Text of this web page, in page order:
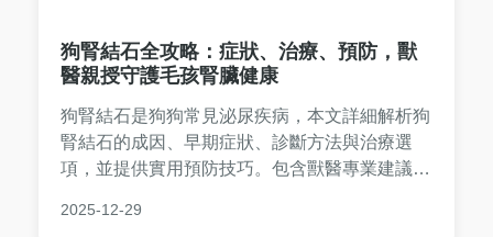
狗腎結石全攻略：症狀、治療、預防，獸
醫親授守護毛孩腎臟健康
狗腎結石是狗狗常見泌尿疾病，本文詳細解析狗
腎結石的成因、早期症狀、診斷方法與治療選
項，並提供實用預防技巧。包含獸醫專業建議、
現狗腎結石問題，避免併發症。內容涵蓋手術費
2025-12-29